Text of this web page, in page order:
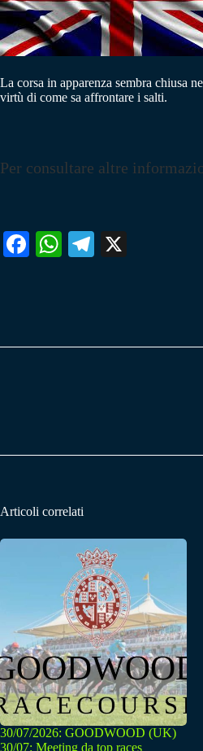
La corsa in apparenza sembra chiusa
virtù di come sa affrontare i salti.
Per consultare altre
Fa W
pp
Te
m
Articoli correlati
30/07/2026: GOODWOOD (UK)
30/07: Meeting da top races